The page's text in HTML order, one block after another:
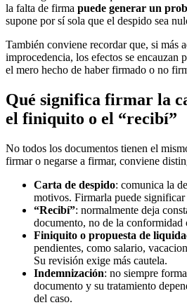
la falta de firma puede generar un
supone por sí sola que el despido sea
También conviene recordar que, si más
improcedencia, los efectos se encauzan
el mero hecho de haber firmado o no
Qué significa firmar la
el finiquito o el “recibí”
No todos los documentos tienen el
firmar o negarse a firmar, conviene
Carta de despido: comunica la
motivos. Firmarla puede
“Recibí”: normalmente deja
documento, no de la conformidad
Finiquito o propuesta de
pendientes, como salario,
Su revisión exige más cautela.
Indemnización: no siempre
documento y su tratamiento
del caso.